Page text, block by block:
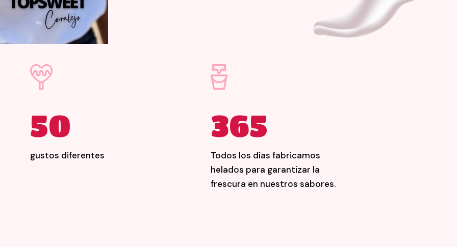
50
gustos diferentes
365
Todos los días fabricamos
helados para garantizar la
frescura en nuestros sabores.